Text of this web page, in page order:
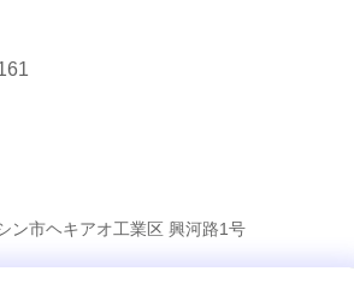
ン市ヘキアオ工業区 興河路1号